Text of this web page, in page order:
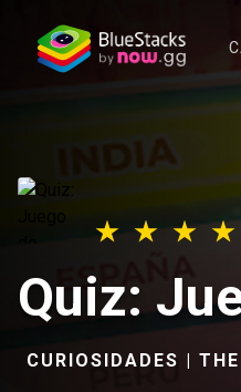
Quiz:
CURIOSIDADES |